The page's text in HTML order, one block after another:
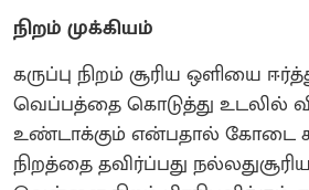
நிறம் முக்கியம்
கருப்பு நிறம் சூரிய ஒளியை
வெப்பத்தை கொடுத்து உடலில்
உண்டாக்கும் என்பதால் கோடை
நிறத்தை தவிர்ப்பது